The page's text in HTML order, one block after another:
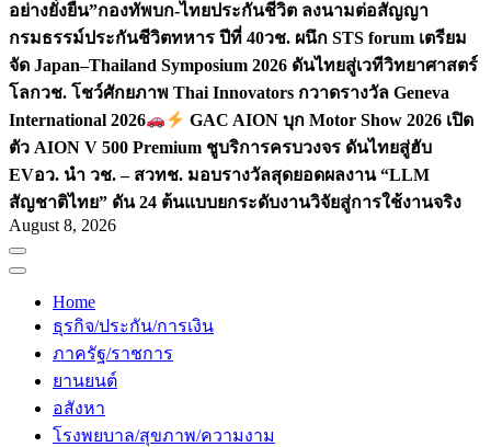
อย่างยั่งยืน”กองทัพบก-ไทยประกันชีวิต ลงนามต่อสัญญา
กรมธรรม์ประกันชีวิตทหาร ปีที่ 40วช. ผนึก STS forum เตรียม
จัด Japan–Thailand Symposium 2026 ดันไทยสู่เวทีวิทยาศาสตร์
โลกวช. โชว์ศักยภาพ Thai Innovators กวาดรางวัล Geneva
International 2026
GAC AION บุก Motor Show 2026 เปิด
ตัว AION V 500 Premium ชูบริการครบวงจร ดันไทยสู่ฮับ
EVอว. นำ วช. – สวทช. มอบรางวัลสุดยอดผลงาน “LLM
สัญชาติไทย” ดัน 24 ต้นแบบยกระดับงานวิจัยสู่การใช้งานจริง
August 8, 2026
Home
ธุรกิจ/ประกัน/การเงิน
ภาครัฐ/ราชการ
ยานยนต์
อสังหา
โรงพยบาล/สุขภาพ/ความงาม